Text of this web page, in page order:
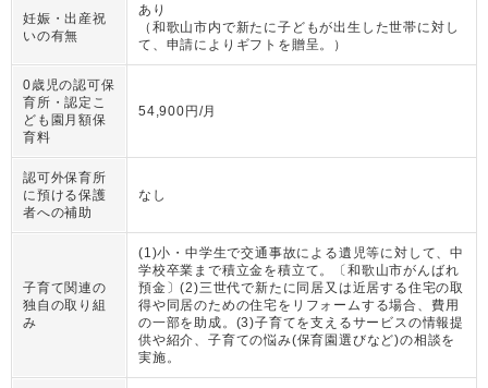
妊娠・出産祝
いの有無
あり
（ 和歌山市内で新たに子どもが出生した世帯に対し
て、申請によりギフトを贈呈。
）
0歳児の認可保
育所・認定こ
ども園月額保
育料
54,900円/月
認可外保育所
に預ける保護
者への補助
なし
子育て関連の
独自の取り組
み
(1)小・中学生で交通事故による遺児等に対して、中
学校卒業まで積立金を積立て。〔和歌山市がんばれ
預金〕(2)三世代で新たに同居又は近居する住宅の取
得や同居のための住宅をリフォームする場合、費用
の一部を助成。(3)子育てを支えるサービスの情報提
供や紹介、子育ての悩み(保育園選びなど)の相談を
実施。